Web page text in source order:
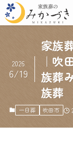
家族
｜吹
族葬
族葬
2026
6/19
一日葬 吹田市